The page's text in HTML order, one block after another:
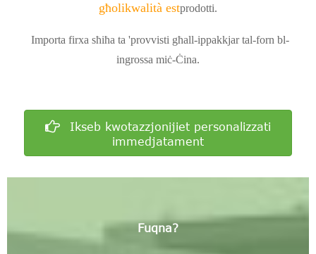
għolikwalità estprodotti.
Importa firxa sħiħa ta 'provvisti għall-ippakkjar tal-forn bl-
ingrossa miċ-Ċina.
Ikseb kwotazzjonijiet personalizzati
immedjatament
Fuqna?